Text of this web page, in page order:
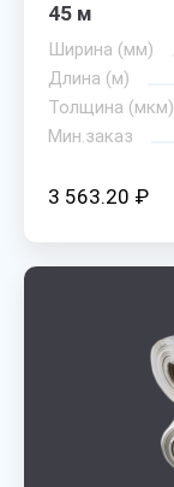
45 м
Ширина (мм)
Длина (м)
Толщина (мкм)
Мин.заказ
3 563.20 ₽